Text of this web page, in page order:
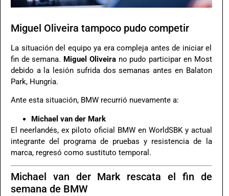
Miguel Oliveira tampoco pudo competir
La situación del equipo ya era compleja antes de iniciar el
fin de semana. Miguel Oliveirano pudo participar en Most
debido a la lesión sufrida dos semanas antes en Balaton
Park, Hungría.
Ante esta situación, BMW recurrió nuevamente a:
Michael van der Mark
El neerlandés, ex piloto oficial BMW en WorldSBK y actual
integrante del programa de pruebas y resistencia de la
marca, regresó como sustituto temporal.
Michael van der Mark rescata el fin de
semana de BMW